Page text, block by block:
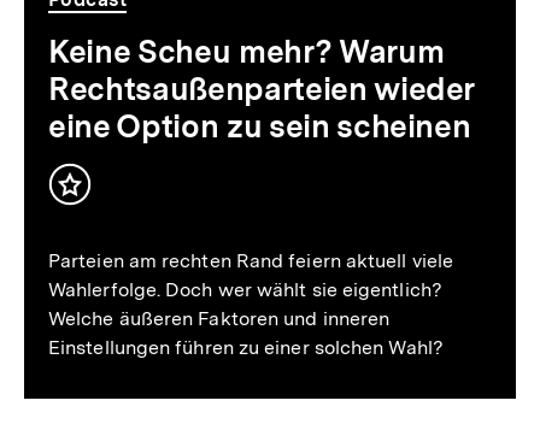
Keine Scheu mehr? Warum
Rechtsaußenparteien wieder
eine Option zu sein scheinen
Inhalt
Parteien am rechten Rand feiern aktuell viele
Wahlerfolge. Doch wer wählt sie eigentlich?
Welche äußeren Faktoren und inneren
Einstellungen führen zu einer solchen Wahl?